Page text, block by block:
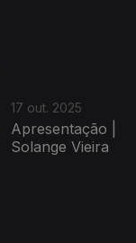
17 out. 2025
Apresentação |
Solange Vieira